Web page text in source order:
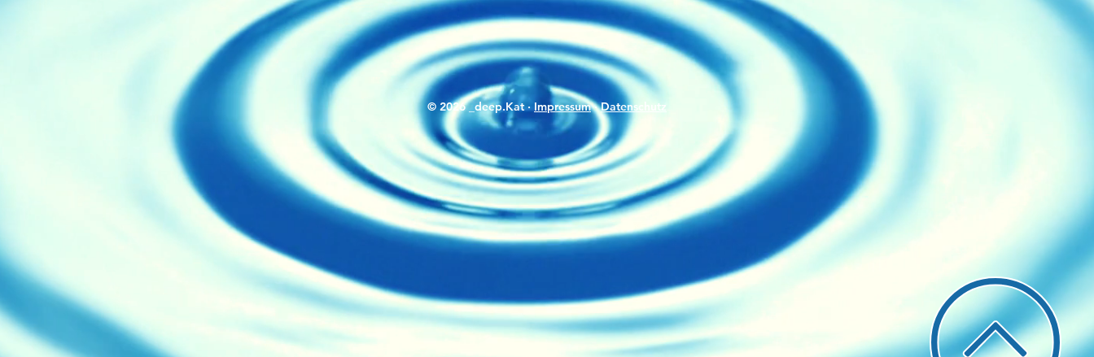
© 2026 _deep.Kat ·Impressum·Datenschutz